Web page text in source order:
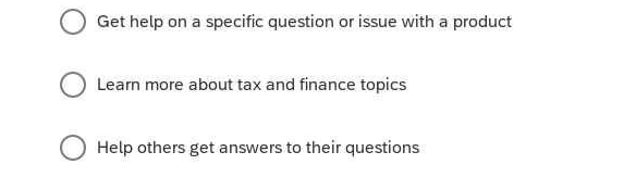
years ago
enfant de 5 ans jusqu'a 15 ans...et il est seulement au
entrée le montant au fédéral aussi...max: 500$. Fédéral
programme est fait ainsi.